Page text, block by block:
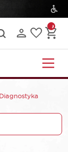
Diagnostyka